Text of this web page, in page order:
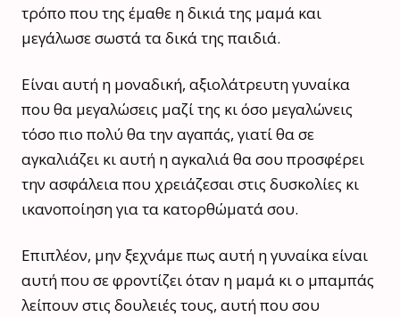
τρόπο που της έμαθε η δικιά της μαμά και
μεγάλωσε σωστά τα δικά της παιδιά.
Είναι αυτή η μοναδική, αξιολάτρευτη γυναίκα
που θα μεγαλώσεις μαζί της κι όσο μεγαλώνεις
τόσο πιο πολύ θα την αγαπάς, γιατί θα σε
αγκαλιάζει κι αυτή η αγκαλιά θα σου προσφέρει
την ασφάλεια που χρειάζεσαι στις δυσκολίες κι
ικανοποίηση για τα κατορθώματά σου.
Επιπλέον, μην ξεχνάμε πως αυτή η γυναίκα είναι
αυτή που σε φροντίζει όταν η μαμά κι ο μπαμπάς
λείπουν στις δουλειές τους, αυτή που σου